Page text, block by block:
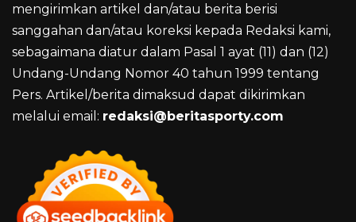
mengirimkan artikel dan/atau berita berisi
sanggahan dan/atau koreksi kepada Redaksi kami,
sebagaimana diatur dalam Pasal 1 ayat (11) dan (12)
Undang-Undang Nomor 40 tahun 1999 tentang
Pers. Artikel/berita dimaksud dapat dikirimkan
melalui email: redaksi@beritasporty.com